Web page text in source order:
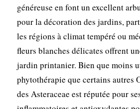
généreuse en font un excellent
pour la décoration des jardins,
les régions à climat tempéré ou
fleurs blanches délicates offrent
jardin printanier. Bien que moins
phytothérapie que certains autres
des Asteraceae est réputée pour